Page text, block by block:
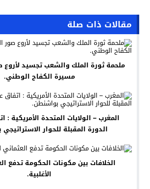
مقالات ذات صلة
ملحمة ثورة الملك والشعب تجسيد لأروع
مسيرة الكفاح الوطني.
المغرب – الولايات المتحدة الأمريكية
الدورة المقبلة للحوار
الخلافات بين مكونات الحكومة تدفع
الأغلبية.